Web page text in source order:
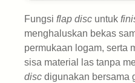
Fungsi flap disc untuk
menghaluskan bekas
permukaan logam, serta
sisa material las tanpa
disc digunakan bersama